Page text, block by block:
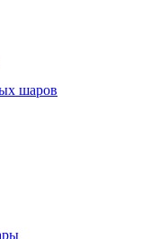
шаров